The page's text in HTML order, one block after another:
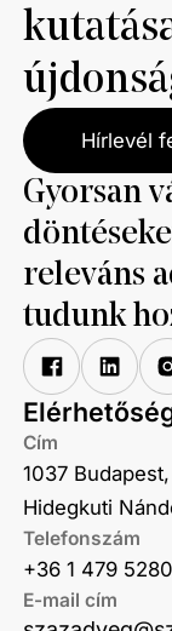
Hírlevél
Gyorsan
releváns
tudunk
Cím
1037 Budapest,
Hidegkuti
Telefonszám
+36 1 479 5280
E-mail cím